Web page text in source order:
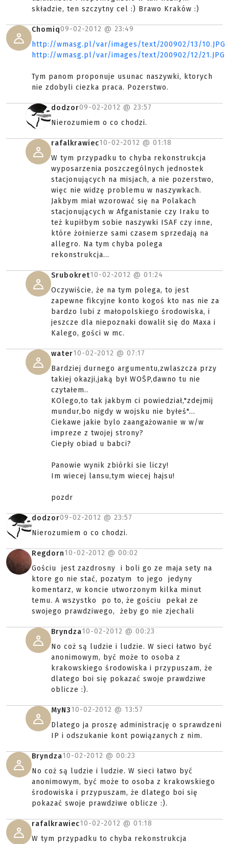
składzie, ten szczytny cel :) Brawo Kraków :)
Chomiq09-02-2012 @ 23:49
http://wmasg.pl/var/images/text/200902/13/10.JPG
http://wmasg.pl/var/images/text/200902/12/21.JPG
Tym panom proponuje usunac naszywki, ktorych
nie zdobyli ciezka praca. Pozerstwo.
dodzor09-02-2012 @ 23:57
Nierozumiem o co chodzi.
rafalkrawiec10-02-2012 @ 01:18
W tym przypadku to chyba rekonstrukcja
wyposarzenia poszczególnych jednostek
stacjonujących na misjach, a nie pozerstwo,
więc nie widzę problemu w naszywkach.
Jakbym miał wzorować się na Polakach
stacjonujących w Afganistanie czy Iraku to
też kupiłbym sobie naszywki ISAF czy inne,
które żołnierze sami czasem sprzedają na
allegro. Na tym chyba polega
rekonstrukcja...
Srubokret10-02-2012 @ 01:24
Oczywiście, że na tym polega, to jest
zapewne fikcyjne konto kogoś kto nas nie za
bardzo lubi z małopolskiego środowiska, i
jeszcze dla niepoznaki dowalił się do Maxa i
Kalego, gości w mc.
water10-02-2012 @ 07:17
Bardziej durnego argumentu,zwlaszcza przy
takiej okazji,jaką był WOŚP,dawno tu nie
czytałem..
KOlego,to tak jakbym ci powiedział,"zdejmij
mundur,bo nigdy w wojsku nie byłeś"...
Ciekawe jakie bylo zaangażowanie w w/w
impreze z twojej strony?
Ciepły obiad u babci?
Panowie wynik zbiórki sie liczy!
Im wiecej lansu,tym wiecej hajsu!
pozdr
dodzor09-02-2012 @ 23:57
Nierozumiem o co chodzi.
Regdorn10-02-2012 @ 00:02
Gościu jest zazdrosny i boli go ze maja sety na
ktore go nie stać, pozatym to jego jedyny
komentarz, w koncie utworzonym kilka minut
temu. A wszystko po to, że gościu pekał ze
swojego prawdziwego, żeby go nie zjechali
Bryndza10-02-2012 @ 00:23
No coż są ludzie i ludzie. W sieci łatwo być
anonimowym, być może to osoba z
krakowskiego środowiska i przypuszam, że
dlatego boi się pokazać swoje prawdziwe
oblicze :).
MyN310-02-2012 @ 13:57
Dlatego ja proszę administrację o sprawdzeni
IP i odszukanie kont powiązanych z nim.
Bryndza10-02-2012 @ 00:23
No coż są ludzie i ludzie. W sieci łatwo być
anonimowym, być może to osoba z krakowskiego
środowiska i przypuszam, że dlatego boi się
pokazać swoje prawdziwe oblicze :).
rafalkrawiec10-02-2012 @ 01:18
W tym przypadku to chyba rekonstrukcja